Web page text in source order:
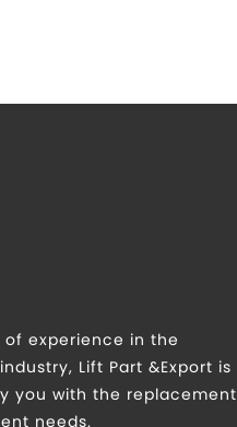
of experience in the
Lift Part &Export is
you with the replacement
needs.